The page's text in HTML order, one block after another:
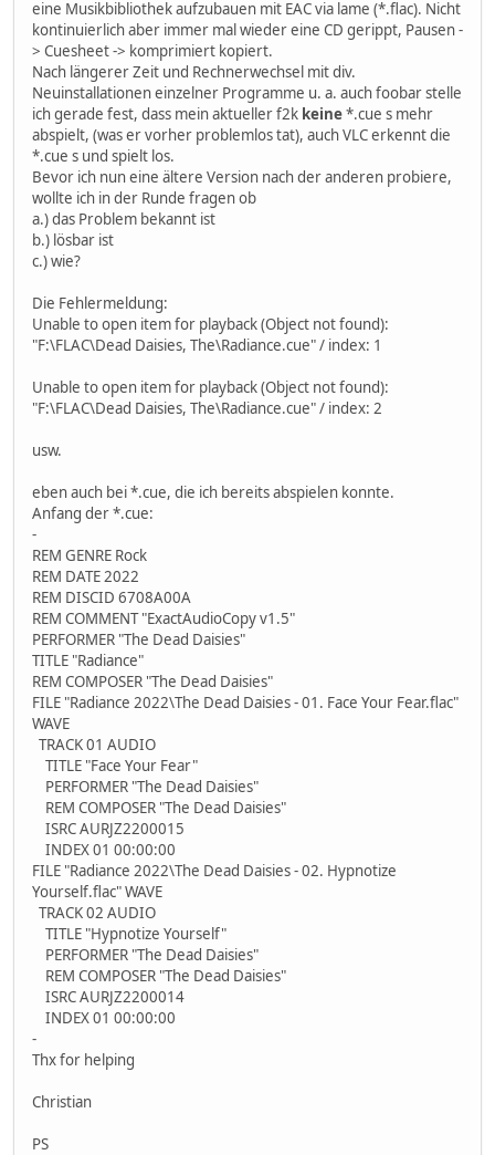
eine Musikbibliothek aufzubauen mit EAC via lame (*.flac). Nicht
kontinuierlich aber immer mal wieder eine CD gerippt, Pausen -
> Cuesheet -> komprimiert kopiert.
Nach längerer Zeit und Rechnerwechsel mit div.
Neuinstallationen einzelner Programme u. a. auch foobar stelle
ich gerade fest, dass mein aktueller f2k keine*.cue s mehr
abspielt, (was er vorher problemlos tat), auch VLC erkennt die
*.cue s und spielt los.
Bevor ich nun eine ältere Version nach der anderen probiere,
wollte ich in der Runde fragen ob
a.) das Problem bekannt ist
b.) lösbar ist
c.) wie?
Die Fehlermeldung:
Unable to open item for playback (Object not found):
"F:\FLAC\Dead Daisies, The\Radiance.cue" / index: 1
Unable to open item for playback (Object not found):
"F:\FLAC\Dead Daisies, The\Radiance.cue" / index: 2
usw.
eben auch bei *.cue, die ich bereits abspielen konnte.
Anfang der *.cue:
-
REM GENRE Rock
REM DATE 2022
REM DISCID 6708A00A
REM COMMENT "ExactAudioCopy v1.5"
PERFORMER "The Dead Daisies"
TITLE "Radiance"
REM COMPOSER "The Dead Daisies"
FILE "Radiance 2022\The Dead Daisies - 01. Face Your Fear.flac"
WAVE
TRACK 01 AUDIO
TITLE "Face Your Fear"
PERFORMER "The Dead Daisies"
REM COMPOSER "The Dead Daisies"
ISRC AURJZ2200015
INDEX 01 00:00:00
FILE "Radiance 2022\The Dead Daisies - 02. Hypnotize
Yourself.flac" WAVE
TRACK 02 AUDIO
TITLE "Hypnotize Yourself"
PERFORMER "The Dead Daisies"
REM COMPOSER "The Dead Daisies"
ISRC AURJZ2200014
INDEX 01 00:00:00
-
Thx for helping
Christian
PS